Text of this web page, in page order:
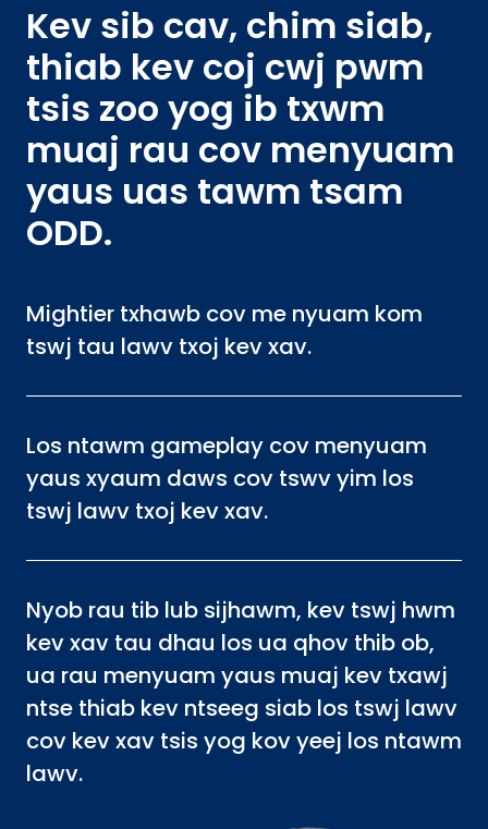
Kev sib cav, chim siab,
thiab kev coj cwj pwm
tsis zoo yog ib txwm
muaj rau cov menyuam
yaus uas tawm tsam
ODD.
Mightier txhawb cov me nyuam kom
tswj tau lawv txoj kev xav.
Los ntawm gameplay cov menyuam
yaus xyaum daws cov tswv yim los
tswj lawv txoj kev xav.
Nyob rau tib lub sijhawm, kev tswj hwm
kev xav tau dhau los ua qhov thib ob,
ua rau menyuam yaus muaj kev txawj
ntse thiab kev ntseeg siab los tswj lawv
cov kev xav tsis yog kov yeej los ntawm
lawv.